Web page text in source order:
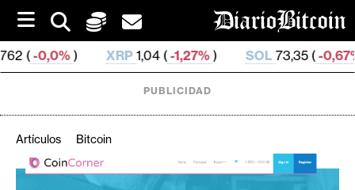
i
p
t
o
) XRP1,04 ( -1,27%) SOL73,35 ( -0,67%)
C
PUBLICIDAD
Artículos Bitcoin